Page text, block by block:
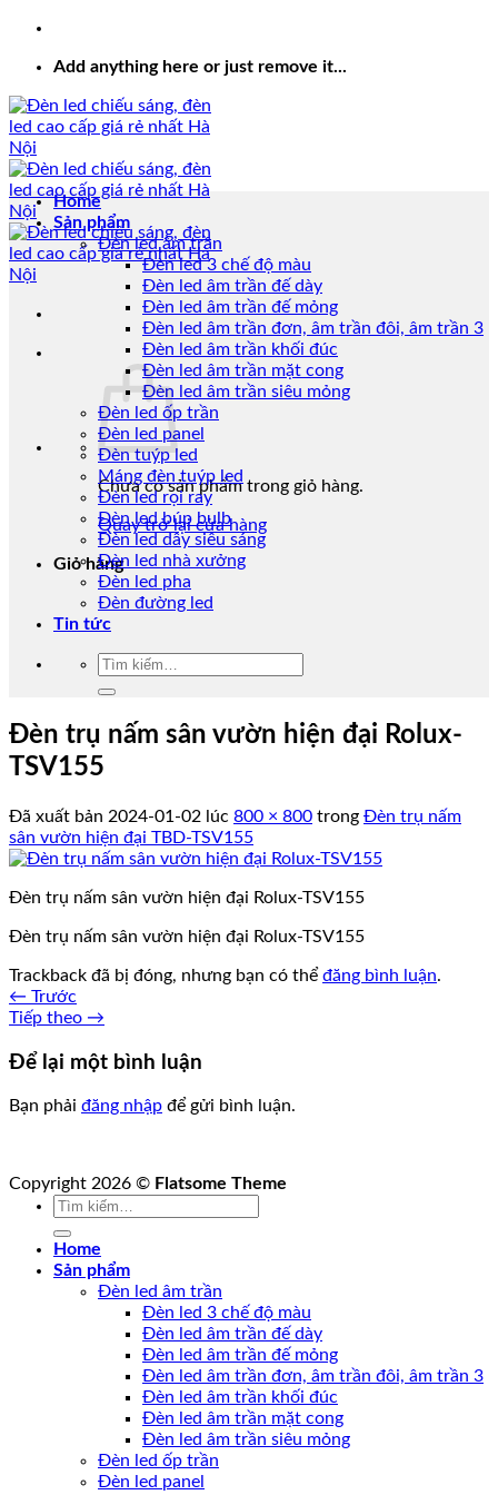
Add anything here or just remove it...
Chưa có sản phẩm trong giỏ hàng.
Quay trở lại cửa hàng
Giỏ hàng
Home
Sản phẩm
Đèn led âm trần
Đèn led 3 chế độ màu
Đèn led âm trần đế dày
Đèn led âm trần đế mỏng
Đèn led âm trần đơn, âm trần đôi, âm trần 3
Đèn led âm trần khối đúc
Đèn led âm trần mặt cong
Đèn led âm trần siêu mỏng
Đèn led ốp trần
Đèn led panel
Đèn tuýp led
Máng đèn tuýp led
Đèn led rọi ray
Đèn led búp bulb
Đèn led dây siêu sáng
Đèn led nhà xưởng
Đèn led pha
Đèn đường led
Tin tức
Tìm
Đèn trụ nấm sân vườn hiện đại Rolux-
TSV155
Đã xuất bản 2024-01-02 lúc 800 × 800 trong Đèn trụ nấm
sân vườn hiện đại TBD-TSV155
Đèn trụ nấm sân vườn hiện đại Rolux-TSV155
Đèn trụ nấm sân vườn hiện đại Rolux-TSV155
Trackback đã bị đóng, nhưng bạn có thể đăng bình luận.
← Trước
Tiếp theo →
Để lại một bình luận
Bạn phải đăng nhập để gửi bình luận.
Copyright 2026 © Flatsome Theme
Tìm
Home
Sản phẩm
Đèn led âm trần
Đèn led 3 chế độ màu
Đèn led âm trần đế dày
Đèn led âm trần đế mỏng
Đèn led âm trần đơn, âm trần đôi, âm trần 3
Đèn led âm trần khối đúc
Đèn led âm trần mặt cong
Đèn led âm trần siêu mỏng
Đèn led ốp trần
Đèn led panel